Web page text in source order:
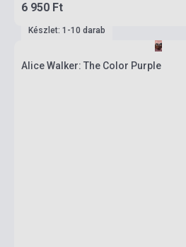
6 950 Ft
Készlet: 1-10 darab
Alice Walker: The Color Purple